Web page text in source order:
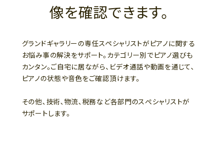
像を確認できます。
グランドギャラリーの専任スペシャリストがピアノに関する
お悩み事の解決をサポート。カテゴリー別でピアノ選びも
カンタン。ご自宅に居ながら、ビデオ通話や動画を通じて、
ピアノの状態や音色をご確認頂けます。
その他、技術、物流、税務など各部門のスぺシャリストが
サポートします。